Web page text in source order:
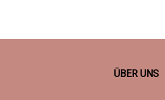
ÜBER UNS